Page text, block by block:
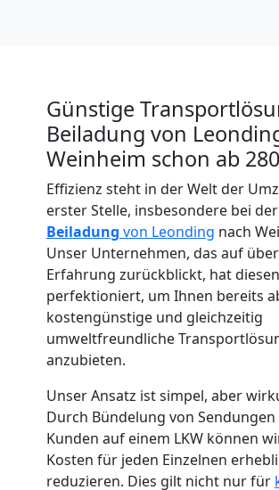
Günstige
Beiladung von
Weinheim schon ab
Effizienz steht in der Welt der
erster Stelle, insbesondere bei der
Beiladung von Leonding nach
Unser Unternehmen, das auf über
Erfahrung zurückblickt, hat
perfektioniert, um Ihnen bereits
kostengünstige und gleichzeitig
umweltfreundliche
anzubieten.
Unser Ansatz ist simpel, aber
Durch Bündelung von
Kunden auf einem LKW können
Kosten für jeden Einzelnen
reduzieren. Dies gilt nicht nur für
Umzugshelfer
Leonding
Möbeltaxi
Leonding
Kleintransport
Leonding